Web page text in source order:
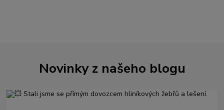
Novinky z našeho blogu